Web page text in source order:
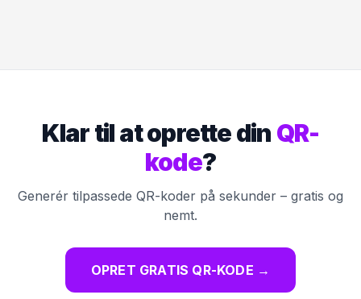
Klar til at oprette din QR-
kode?
Generér tilpassede QR-koder på sekunder – gratis og
nemt.
OPRET GRATIS QR-KODE →